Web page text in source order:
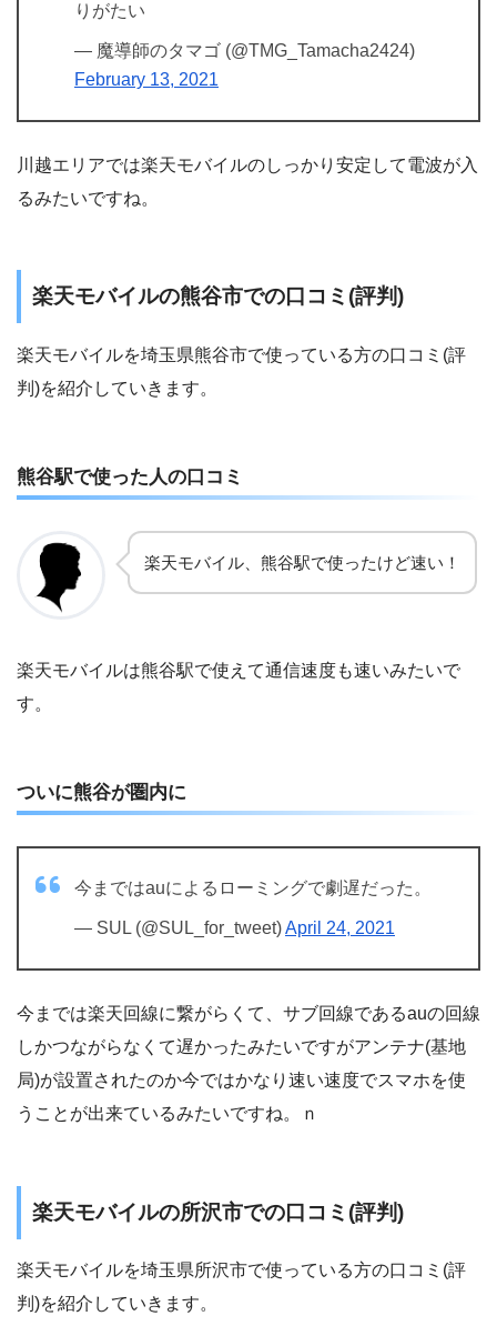
りがたい
— 魔導師のタマゴ (@TMG_Tamacha2424)
February 13, 2021
川越エリアでは楽天モバイルのしっかり安定して電波が入
るみたいですね。
楽天モバイルの熊谷市での口コミ(評判)
楽天モバイルを埼玉県熊谷市で使っている方の口コミ(評
判)を紹介していきます。
熊谷駅で使った人の口コミ
楽天モバイル、熊谷駅で使ったけど速い！
楽天モバイルは熊谷駅で使えて通信速度も速いみたいで
す。
ついに熊谷が圏内に
今まではauによるローミングで劇遅だった。
— SUL (@SUL_for_tweet)April 24, 2021
今までは楽天回線に繋がらくて、サブ回線であるauの回線
しかつながらなくて遅かったみたいですがアンテナ(基地
局)が設置されたのか今ではかなり速い速度でスマホを使
うことが出来ているみたいですね。ｎ
楽天モバイルの所沢市での口コミ(評判)
楽天モバイルを埼玉県所沢市で使っている方の口コミ(評
判)を紹介していきます。